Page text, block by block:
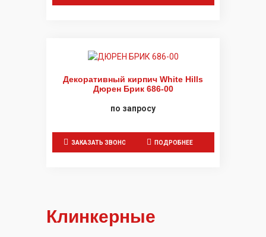
Декоративный кирпич White Hills
Дюрен Брик 686-00
по запросу
ЗАКАЗАТЬ ЗВОНОК ПОДРОБНЕЕ
Клинкерные